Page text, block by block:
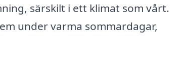
särskilt i ett klimat som vårt.
under varma sommardagar,